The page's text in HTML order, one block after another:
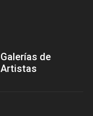
Galerías de
Artistas